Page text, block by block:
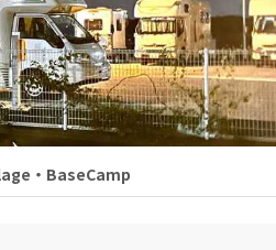
・BaseCamp